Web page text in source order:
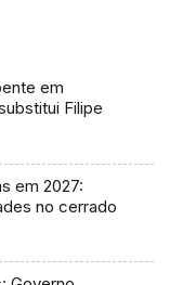
em
Filipe
em 2027:
no cerrado